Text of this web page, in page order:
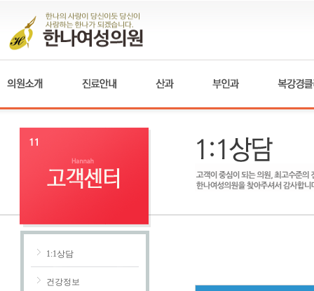
1:1상담
건강정보